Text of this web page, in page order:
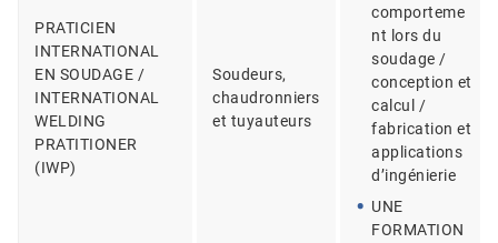
PRATICIEN
INTERNATIONAL
EN SOUDAGE /
INTERNATIONAL
WELDING
PRATITIONER
(IWP)
Soudeurs,
chaudronniers
et tuyauteurs
comporteme
nt lors du
soudage /
conception et
calcul /
fabrication et
applications
d’ingénierie
UNE
FORMATION